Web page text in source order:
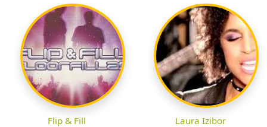
Flip & Fill Laura Izibor